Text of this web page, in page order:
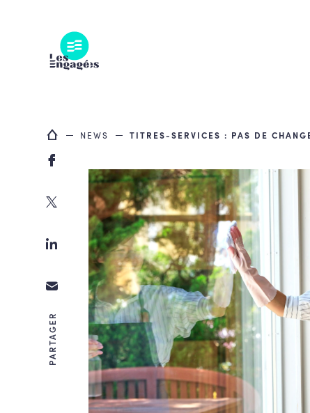
PARTAGER
NEWS TITRES-SERVICES : PAS DE